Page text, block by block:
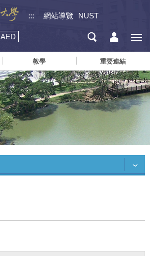
::: 網站導覽 NUST
AED
教學 重要連結